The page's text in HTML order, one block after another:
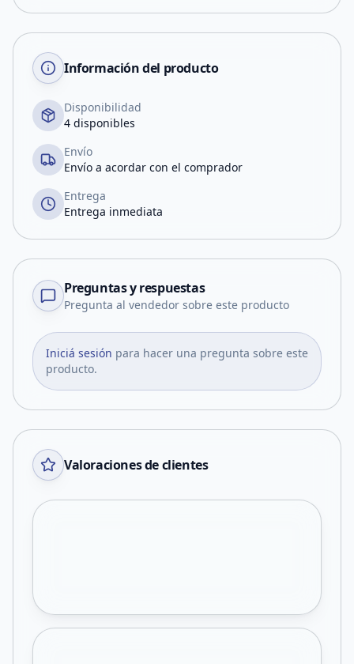
Información del producto
Disponibilidad
4 disponibles
Envío
Envío a acordar con el comprador
Entrega
Entrega inmediata
Preguntas y respuestas
Pregunta al vendedor sobre este producto
Iniciá sesión para hacer una pregunta sobre este
producto.
Valoraciones de clientes